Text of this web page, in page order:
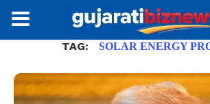
TAG: SOLAR ENERGY